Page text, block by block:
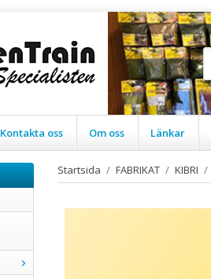
Kontakta oss Om oss Länkar
Startsida / FABRIKAT / KIBRI /